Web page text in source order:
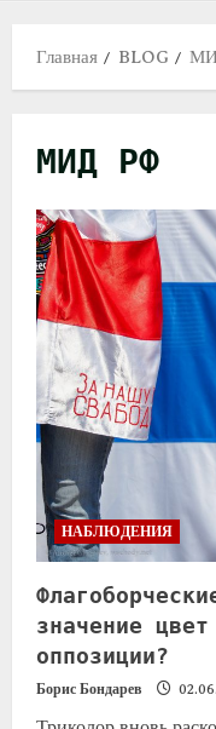
Главная BLOG
МИД РФ
НАБЛЮДЕНИЯ
значение
оппозиции?
Борис Бондарев